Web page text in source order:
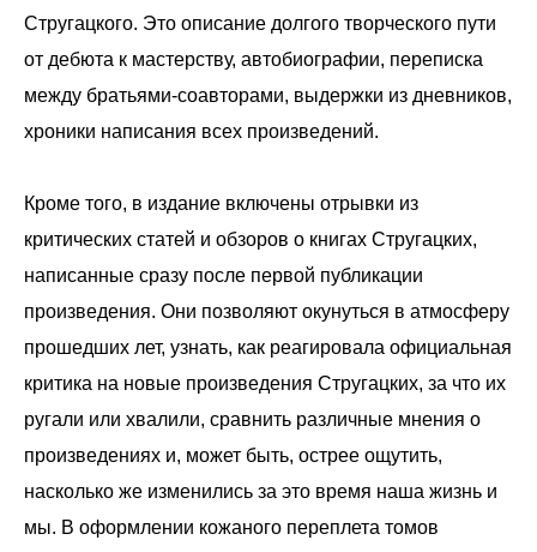
Стругацкого. Это описание долгого творческого пути
от дебюта к мастерству, автобиографии, переписка
между братьями-соавторами, выдержки из дневников,
хроники написания всех произведений.
Кроме того, в издание включены отрывки из
критических статей и обзоров о книгах Стругацких,
написанные сразу после первой публикации
произведения. Они позволяют окунуться в атмосферу
прошедших лет, узнать, как реагировала официальная
критика на новые произведения Стругацких, за что их
ругали или хвалили, сравнить различные мнения о
произведениях и, может быть, острее ощутить,
насколько же изменились за это время наша жизнь и
мы. В оформлении кожаного переплета томов